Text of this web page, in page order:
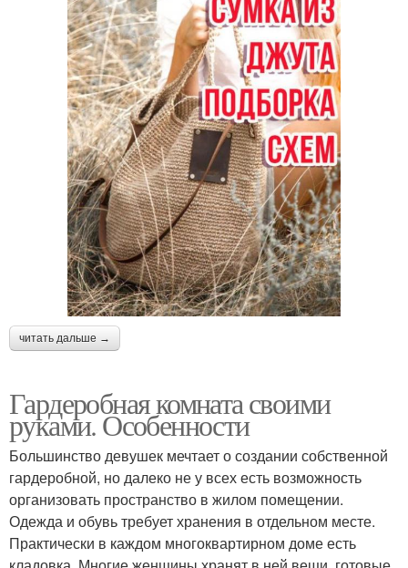
читать дальше →
Гардеробная комната своими
руками. Особенности
Большинство девушек мечтает о создании собственной
гардеробной, но далеко не у всех есть возможность
организовать пространство в жилом помещении.
Одежда и обувь требует хранения в отдельном месте.
Практически в каждом многоквартирном доме есть